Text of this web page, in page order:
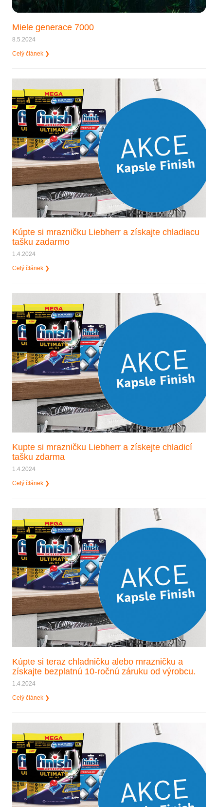
Miele generace 7000
8.5.2024
Celý článek ❯
Kúpte si mrazničku Liebherr a získajte chladiacu
tašku zadarmo
1.4.2024
Celý článek ❯
Kupte si mrazničku Liebherr a získejte chladicí
tašku zdarma
1.4.2024
Celý článek ❯
Kúpte si teraz chladničku alebo mrazničku a
získajte bezplatnú 10-ročnú záruku od výrobcu.
1.4.2024
Celý článek ❯